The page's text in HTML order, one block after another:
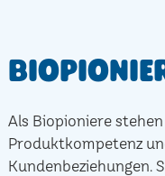
Als Biopioniere
Produktkompetenz
Kundenbeziehungen.